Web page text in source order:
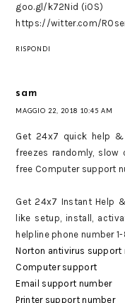
goo.gl/k72Nid (iOS)
https://witter.com/
RISPONDI
sam
MAGGIO 22, 2018 10:45 AM
Get 24x7 quick help
freezes randomly, slow
free Computer support
Get 24x7 Instant Help
like setup, install,
helpline phone number
Norton antivirus support
Computer support
Email support number
Printer support number